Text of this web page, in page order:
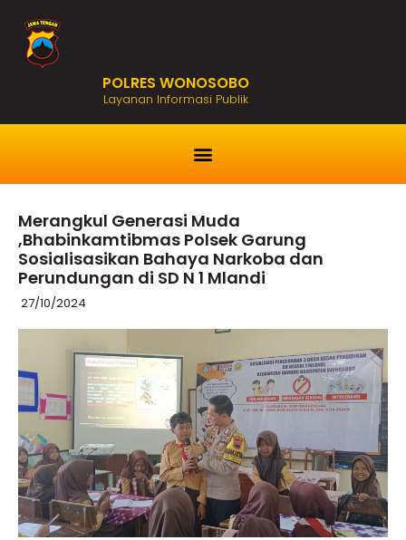
POLRES WONOSOBO
Layanan Informasi Publik
Merangkul Generasi Muda
,Bhabinkamtibmas Polsek Garung
Sosialisasikan Bahaya Narkoba dan
Perundungan di SD N 1 Mlandi
27/10/2024